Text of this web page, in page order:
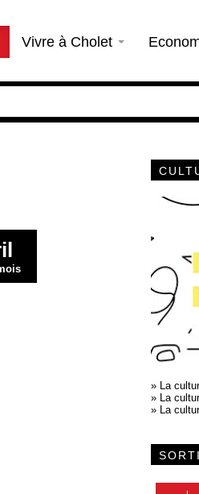
Vivre à Cholet
» La
» La
» La